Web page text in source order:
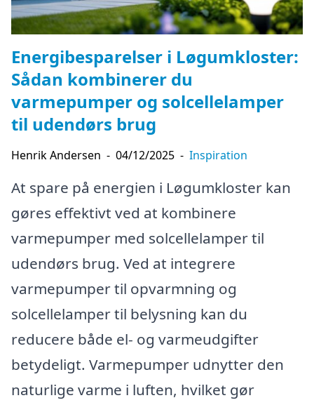
Energibesparelser i Løgumkloster:
Sådan kombinerer du
varmepumper og solcellelamper
til udendørs brug
Henrik Andersen - 04/12/2025 - Inspiration
At spare på energien i Løgumkloster kan
gøres effektivt ved at kombinere
varmepumper med solcellelamper til
udendørs brug. Ved at integrere
varmepumper til opvarmning og
solcellelamper til belysning kan du
reducere både el- og varmeudgifter
betydeligt. Varmepumper udnytter den
naturlige varme i luften, hvilket gør